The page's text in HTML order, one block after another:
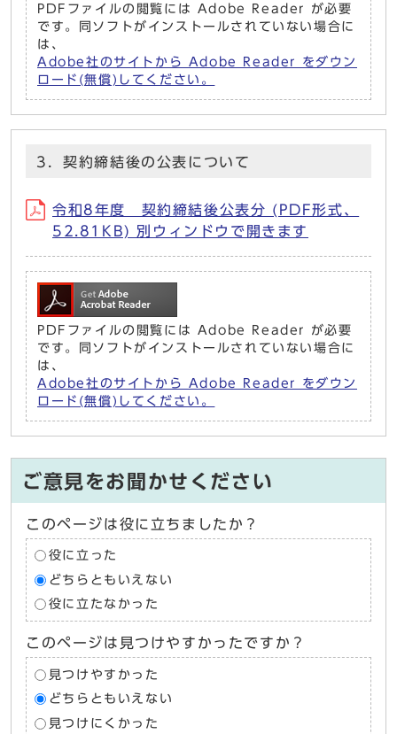
PDFファイルの閲覧には Adobe Reader が必要
です。同ソフトがインストールされていない場合に
は、
Adobe社のサイトから Adobe Reader をダウン
ロード(無償)してください。
3．契約締結後の公表について
令和8年度 契約締結後公表分 (PDF形式、
52.81KB) 別ウィンドウで開きます
PDFファイルの閲覧には Adobe Reader が必要
です。同ソフトがインストールされていない場合に
は、
Adobe社のサイトから Adobe Reader をダウン
ロード(無償)してください。
ご意見をお聞かせください
このページは役に立ちましたか？
役に立った
どちらともいえない
役に立たなかった
このページは見つけやすかったですか？
見つけやすかった
どちらともいえない
見つけにくかった